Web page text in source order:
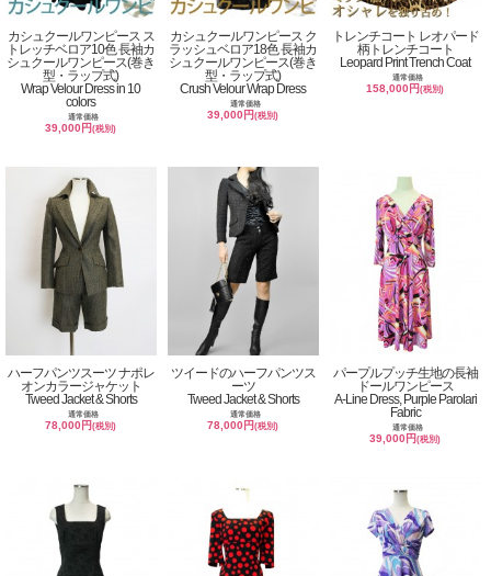
カシュクールワンピース ス
トレッチベロア10色 長袖カ
シュクールワンピース(巻き
型・ラップ式)
Wrap Velour Dress in 10
colors
通常価格
39,000円(税別)
カシュクールワンピース ク
ラッシュベロア18色 長袖カ
シュクールワンピース(巻き
型・ラップ式)
Crush Velour Wrap Dress
通常価格
39,000円(税別)
トレンチコート レオパード
柄トレンチコート
Leopard Print Trench Coat
通常価格
158,000円(税別)
ハーフパンツスーツ ナポレ
オンカラージャケット
Tweed Jacket & Shorts
通常価格
78,000円(税別)
ツイードのハーフパンツス
ーツ
Tweed Jacket & Shorts
通常価格
78,000円(税別)
パープルプッチ生地の長袖
ドールワンピース
A-Line Dress, Purple Parolari
Fabric
通常価格
39,000円(税別)